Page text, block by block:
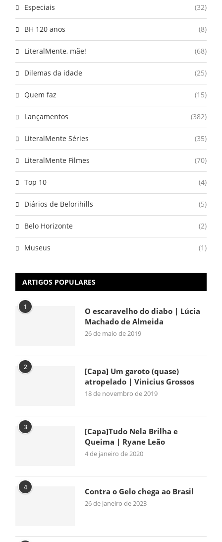
Especiais (32)
BH 120 anos (8)
LiteralMente, mãe! (68)
Dilemas da idade (25)
Quem faz (15)
Lançamentos (382)
LiteralMente Séries (35)
LiteralMente Filmes (70)
Top 10 (4)
Diários de Belorihills (5)
Belo Horizonte (2)
Museus (1)
ARTIGOS POPULARES
1
O escaravelho do diabo | Lúcia
Machado de Almeida
26 de maio de 2019
2
[Capa] Um garoto (quase)
atropelado | Vinicius Grossos
18 de novembro de 2019
3
[Capa]Tudo Nela Brilha e
Queima | Ryane Leão
4 de janeiro de 2020
4 Contra o Gelo chega ao Brasil
26 de janeiro de 2023